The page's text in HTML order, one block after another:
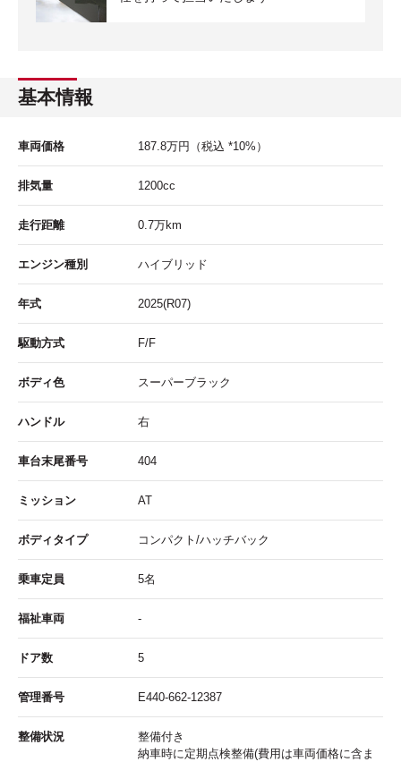
基本情報
車両価格 187.8万円 （税込 *10%）
排気量 1200cc
走行距離 0.7万km
エンジン種別 ハイブリッド
年式 2025(R07)
駆動方式 F/F
ボディ色 スーパーブラック
ハンドル 右
車台末尾番号 404
ミッション AT
ボディタイプ コンパクト/ハッチバック
乗車定員 5名
福祉車両 -
ドア数 5
管理番号 E440-662-12387
整備状況
整備付き
納車時に定期点検整備(費用は車両価格に含ま